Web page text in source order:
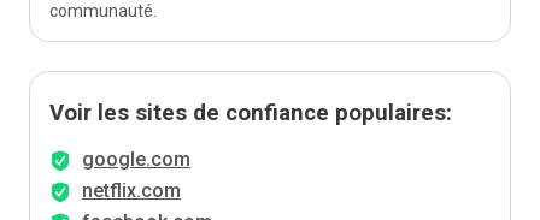
communauté.
Voir les sites de confiance populaires:
google.com
netflix.com